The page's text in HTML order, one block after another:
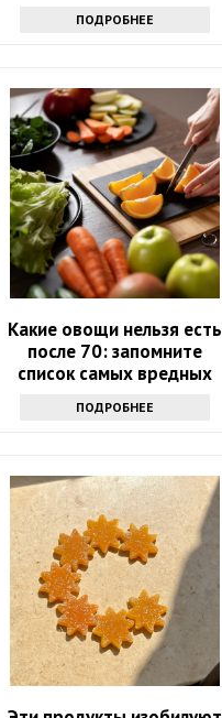
ПОДРОБНЕЕ
Какие овощи нельзя есть
после 70: запомните
список самых вредных
ПОДРОБНЕЕ